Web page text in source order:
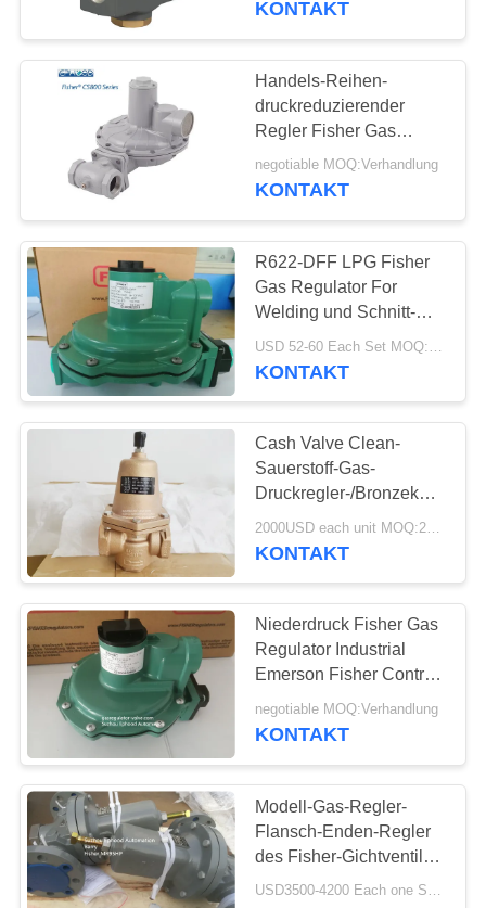
KONTAKT
Handels-Reihen-
druckreduzierender
Regler Fisher Gas
Regulators CS800
negotiable MOQ:Verhandlung
KONTAKT
R622-DFF LPG Fisher
Gas Regulator For
Welding und Schnitt-
Industrie
KONTAKT
Cash Valve Clean-
Sauerstoff-Gas-
Druckregler-/Bronzekörper-
Material des Modell-E55
von Emerson Fisher
2000USD each unit MOQ:2sets
KONTAKT
Niederdruck Fisher Gas
Regulator Industrial
Emerson Fisher Control
Valve
negotiable MOQ:Verhandlung
KONTAKT
Modell-Gas-Regler-
Flansch-Enden-Regler
des Fisher-Gichtventil-
95 vorbildlicher
USD3500-4200 Each one Set MOQ:Verhandlung